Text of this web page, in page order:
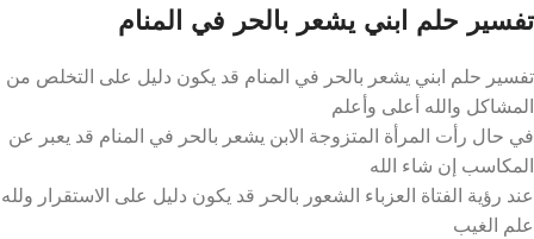
تفسير حلم ابني يشعر بالحر في المنام
تفسير حلم ابني يشعر بالحر في المنام قد يكون دليل على التخلص من
المشاكل والله أعلى وأعلم
في حال رأت المرأة المتزوجة الابن يشعر بالحر في المنام قد يعبر عن
المكاسب إن شاء الله
عند رؤية الفتاة العزباء الشعور بالحر قد يكون دليل على الاستقرار ولله
علم الغيب